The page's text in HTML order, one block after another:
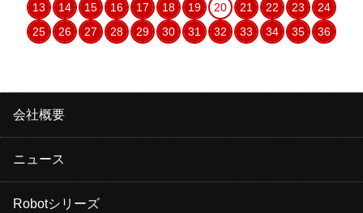
13
14 15 16 17 18 19 20 21 22 23
24
25
26 27 28 29 30 31 32 33 34 35 36
会社概要
ニュース
Robotシリーズ